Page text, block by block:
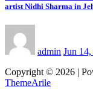
artist Nidhi Sharma in
admin Jun
Copyright © 2026 |
ThemeArile